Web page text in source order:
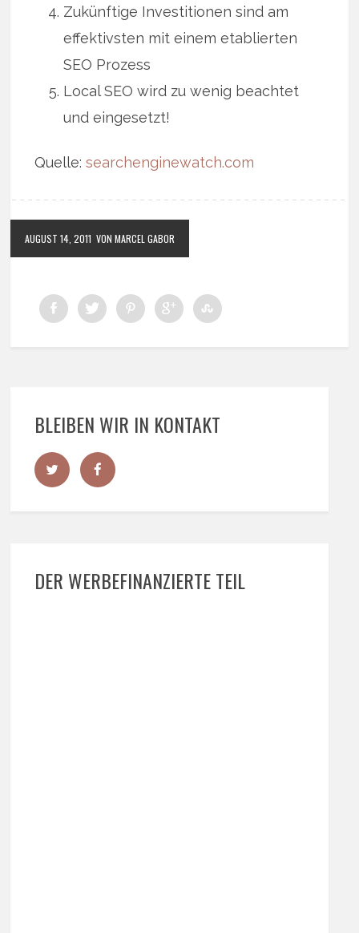
Zukünftige Investitionen sind am
effektivsten mit einem etablierten
SEO Prozess
Local SEO wird zu wenig beachtet
und eingesetzt!
Quelle:searchenginewatch.com
AUGUST 14, 2011 VON MARCEL GABOR
BLEIBEN WIR IN KONTAKT
DER WERBEFINANZIERTE TEIL